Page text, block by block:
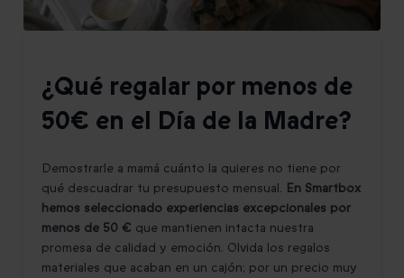
¿Qué regalar por menos de
50€ en el Día de la Madre?
Demostrarle a mamá cuánto la quieres no tiene por
qué descuadrar tu presupuesto mensual. En Smartbox
hemos seleccionado experiencias excepcionales por
menos de 50 € que mantienen intacta nuestra
promesa de calidad y emoción. Olvida los regalos
materiales que acaban en un cajón; por un precio muy